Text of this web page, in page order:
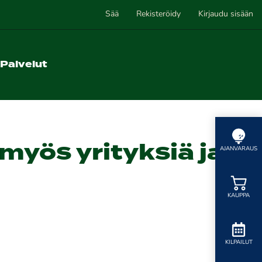
Sää Rekisteröidy Kirjaudu sisään
Palvelut
AJANVARAUS
KAUPPA
KILPAILUT
yrityksiä ja